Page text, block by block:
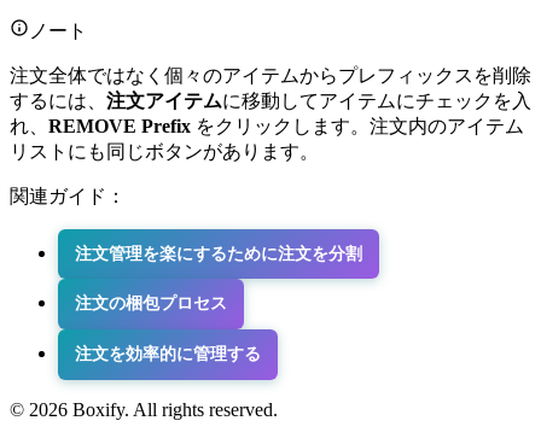
ノート
注文全体ではなく個々のアイテムからプレフィックスを削除
するには、 注文アイテムに移動してアイテムにチェックを入
れ、 REMOVE Prefix をクリックします。注文内のアイテム
リストにも同じボタンがあります。
関連ガイド：
注文管理を楽にするために注文を分割
注文の梱包プロセス
注文を効率的に管理する
© 2026 Boxify. All rights reserved.